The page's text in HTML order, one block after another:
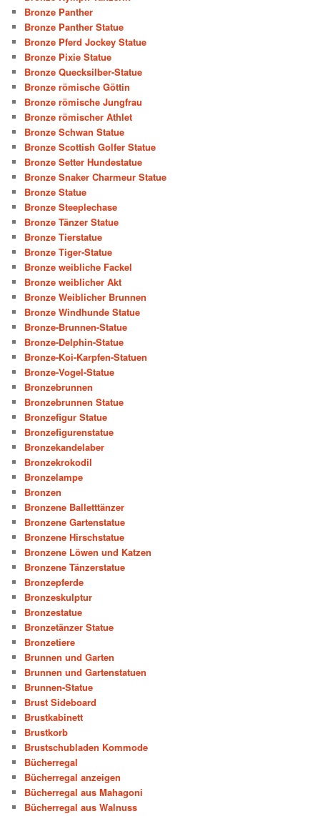
Bronze Panther
Bronze Panther Statue
Bronze Pferd Jockey Statue
Bronze Pixie Statue
Bronze Quecksilber-Statue
Bronze römische Göttin
Bronze römische Jungfrau
Bronze römischer Athlet
Bronze Schwan Statue
Bronze Scottish Golfer Statue
Bronze Setter Hundestatue
Bronze Snaker Charmeur Statue
Bronze Statue
Bronze Steeplechase
Bronze Tänzer Statue
Bronze Tierstatue
Bronze Tiger-Statue
Bronze weibliche Fackel
Bronze weiblicher Akt
Bronze Weiblicher Brunnen
Bronze Windhunde Statue
Bronze-Brunnen-Statue
Bronze-Delphin-Statue
Bronze-Koi-Karpfen-Statuen
Bronze-Vogel-Statue
Bronzebrunnen
Bronzebrunnen Statue
Bronzefigur Statue
Bronzefigurenstatue
Bronzekandelaber
Bronzekrokodil
Bronzelampe
Bronzen
Bronzene Balletttänzer
Bronzene Gartenstatue
Bronzene Hirschstatue
Bronzene Löwen und Katzen
Bronzene Tänzerstatue
Bronzepferde
Bronzeskulptur
Bronzestatue
Bronzetänzer Statue
Bronzetiere
Brunnen und Garten
Brunnen und Gartenstatuen
Brunnen-Statue
Brust Sideboard
Brustkabinett
Brustkorb
Brustschubladen Kommode
Bücherregal
Bücherregal anzeigen
Bücherregal aus Mahagoni
Bücherregal aus Walnuss